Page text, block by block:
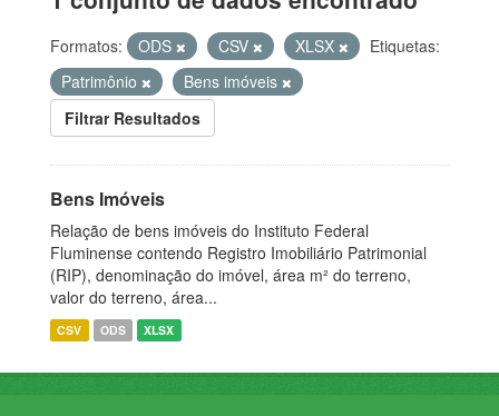
Formatos: ODS CSV XLSX
Etiquetas:
Patrimônio
Bens imóveis
Filtrar Resultados
Bens Imóveis
Relação de bens imóveis do Instituto Federal
Fluminense contendo Registro Imobiliário Patrimonial
(RIP), denominação do imóvel, área m² do terreno,
valor do terreno, área...
CSV ODS XLSX